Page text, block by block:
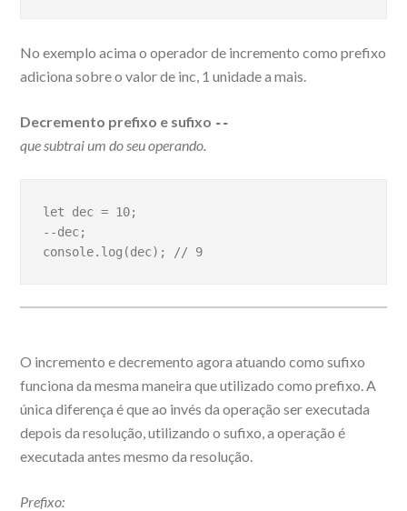
No exemplo acima o operador de incremento como prefixo
adiciona sobre o valor de inc, 1 unidade a mais.
Decremento prefixo e sufixo --
que subtrai um do seu operando.
let dec = 10;
--dec;
console.log(dec); // 9
O incremento e decremento agora atuando como sufixo
funciona da mesma maneira que utilizado como prefixo. A
única diferença é que ao invés da operação ser executada
depois da resolução, utilizando o sufixo, a operação é
executada antes mesmo da resolução.
Prefixo: